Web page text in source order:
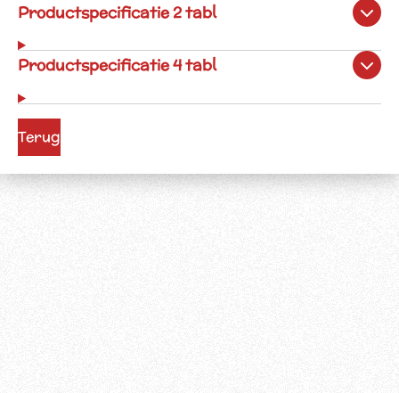
Productspecificatie 2 tabl
Productspecificatie 4 tabl
Terug